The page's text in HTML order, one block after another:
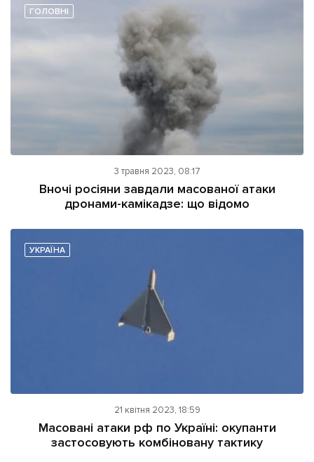
ГОЛОВНІ
3 травня 2023, 08:17
Вночі росіяни завдали масованої атаки
дронами-камікадзе: що відомо
УКРАЇНА
21 квітня 2023, 18:59
Масовані атаки рф по Україні: окупанти
застосовують комбіновану тактику